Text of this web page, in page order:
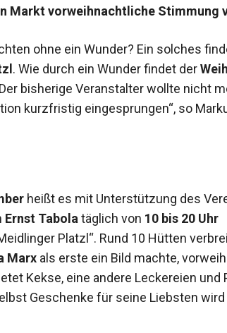
Markt vorweihnachtliche Stimmung
ohne ein Wunder? Ein solches
. Wie durch ein Wunder findet der
bisherige Veranstalter wollte nicht
kurzfristig eingesprungen“, so
heißt es mit Unterstützung des
Ernst Tabola täglich von 10 bis 20 Uhr
Platzl“. Rund 10 Hütten
Marxals erste ein Bild machte,
Kekse, eine andere Leckereien und
Geschenke für seine Liebsten